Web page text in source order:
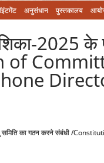
अनुसंधान पुस्तकालय
of
हेतु समिति का गठन करने संबंधी /